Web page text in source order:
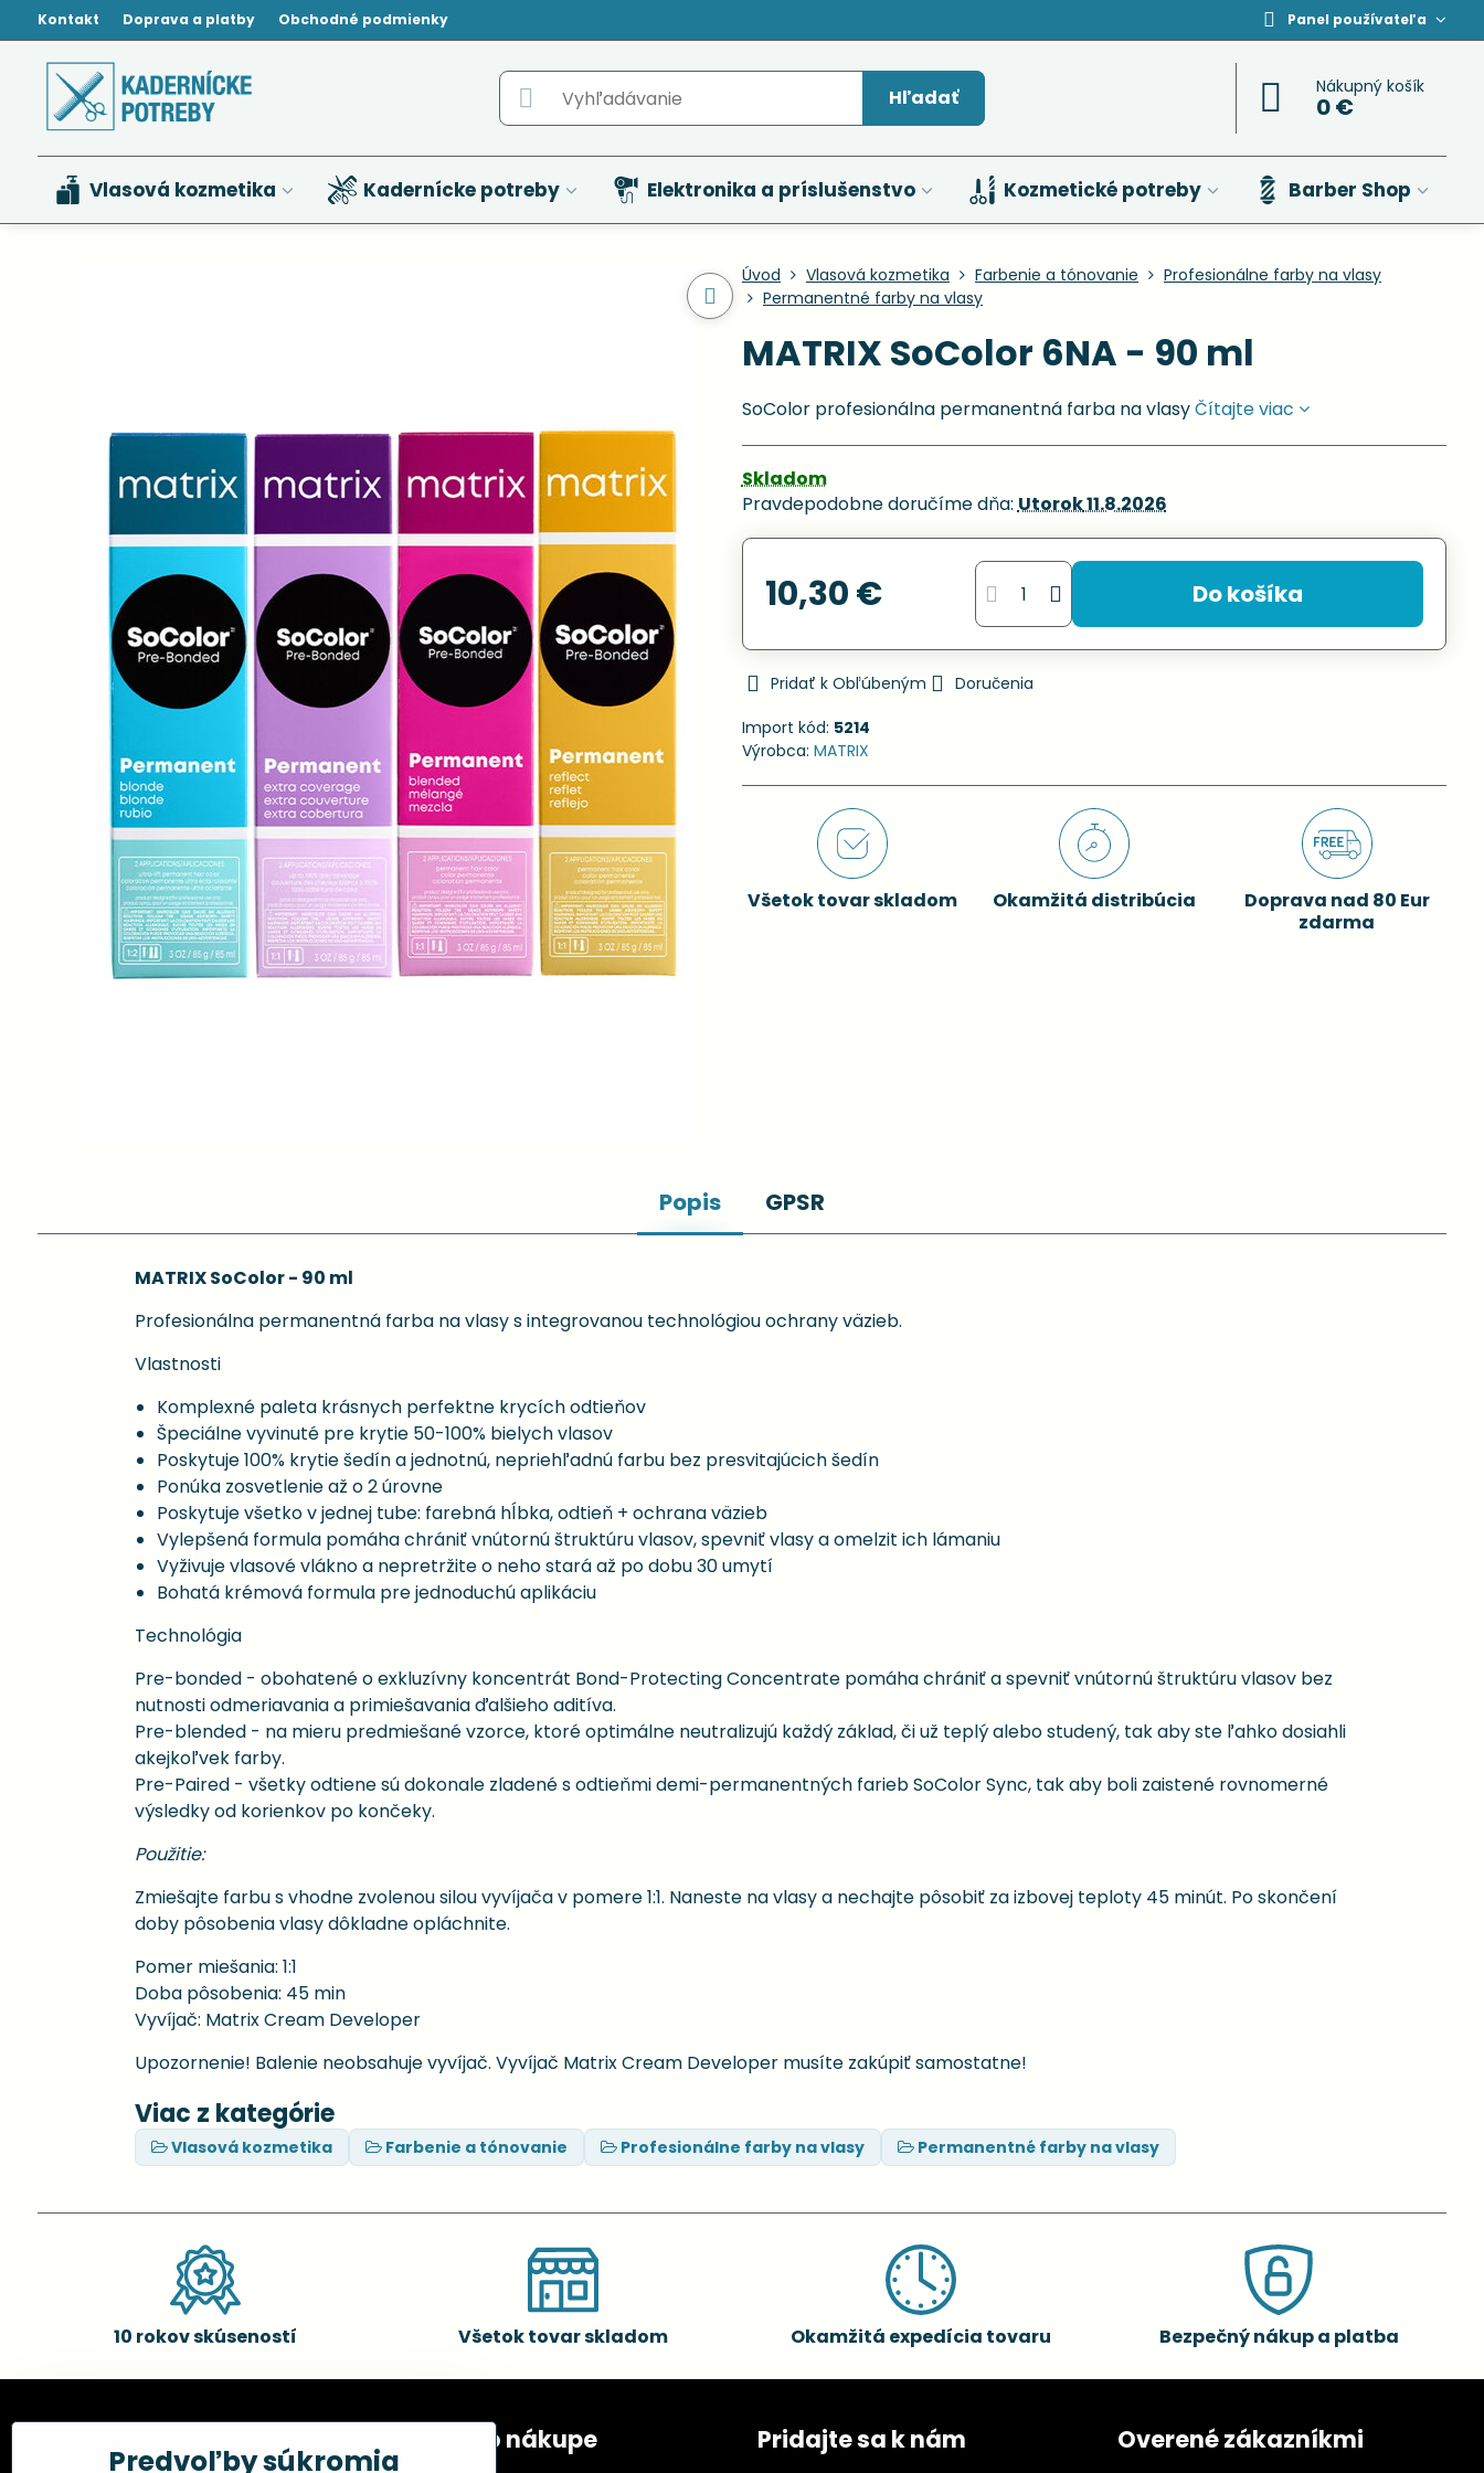
Kontakt Doprava a platby Obchodné podmienky Panel používateľa
Hľadať Nákupný košík
0 €
Vlasová kozmetika Kadernícke potreby Elektronika a príslušenstvo Kozmetické potreby Barber Shop
Úvod Vlasová kozmetika Farbenie a tónovanie
Profesionálne farby na vlasy
Permanentné farby na vlasy
MATRIX SoColor 6NA - 90 ml
SoColor profesionálna permanentná farba na vlasyČítajte viac
Skladom
Pravdepodobne doručíme dňa:Utorok11.8.2026
10,30 € Do košíka
Pridať k Obľúbeným
Doručenia
Import kód: 5214
Výrobca: MATRIX
Všetok tovar skladom Okamžitá distribúcia
Doprava nad 80 Eur
zdarma
Popis GPSR
MATRIX SoColor - 90 ml
Profesionálna permanentná farba na vlasy s integrovanou technológiou ochrany väzieb.
Vlastnosti
Komplexné paleta krásnych perfektne krycích odtieňov
Špeciálne vyvinuté pre krytie 50-100% bielych vlasov
Poskytuje 100% krytie šedín a jednotnú, nepriehľadnú farbu bez presvitajúcich šedín
Ponúka zosvetlenie až o 2 úrovne
Poskytuje všetko v jednej tube: farebná hĺbka, odtieň + ochrana väzieb
Vylepšená formula pomáha chrániť vnútornú štruktúru vlasov, spevniť vlasy a omelzit ich lámaniu
Vyživuje vlasové vlákno a nepretržite o neho stará až po dobu 30 umytí
Bohatá krémová formula pre jednoduchú aplikáciu
Technológia
Pre-bonded - obohatené o exkluzívny koncentrát Bond-Protecting Concentrate pomáha chrániť a spevniť vnútornú štruktúru vlasov bez
nutnosti odmeriavania a primiešavania ďalšieho aditíva.
Pre-blended - na mieru predmiešané vzorce, ktoré optimálne neutralizujú každý základ, či už teplý alebo studený, tak aby ste ľahko dosiahli
akejkoľvek farby.
Pre-Paired - všetky odtiene sú dokonale zladené s odtieňmi demi-permanentných farieb SoColor Sync, tak aby boli zaistené rovnomerné
výsledky od korienkov po končeky.
Použitie:
Zmiešajte farbu s vhodne zvolenou silou vyvíjača v pomere 1:1. Naneste na vlasy a nechajte pôsobiť za izbovej teploty 45 minút. Po skončení
doby pôsobenia vlasy dôkladne opláchnite.
Pomer miešania: 1:1
Doba pôsobenia: 45 min
Vyvíjač: Matrix Cream Developer
Upozornenie! Balenie neobsahuje vyvíjač. Vyvíjač Matrix Cream Developer musíte zakúpiť samostatne!
Viac z kategórie
Vlasová kozmetika Farbenie a tónovanie Profesionálne farby na vlasy Permanentné farby na vlasy
10 rokov skúseností Všetok tovar skladom Okamžitá expedícia tovaru Bezpečný nákup a platba
Kadernícke potreby, s.r.o. Všetko o nákupe Pridajte sa k nám Overené zákazníkmi
Predvoľby súkromia